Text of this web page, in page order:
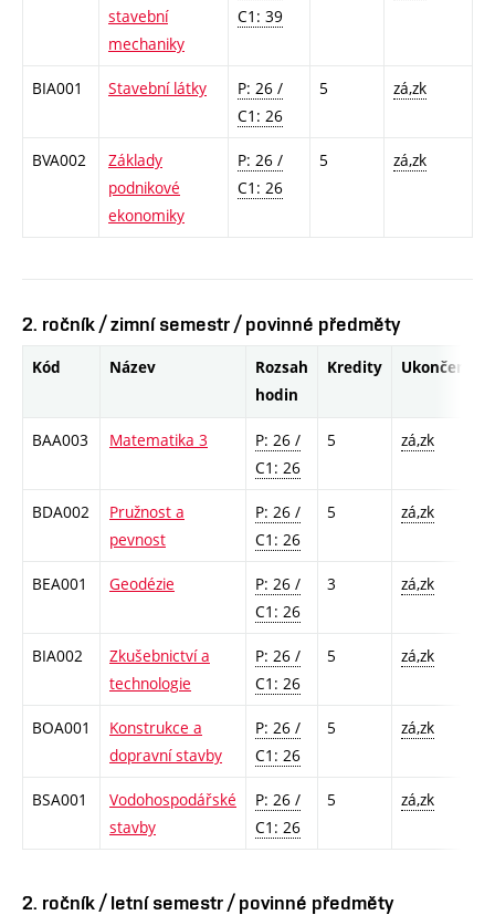
stavební
mechaniky
C1: 39
BIA001 Stavební látky
P: 26 /
C1: 26
5 zá,zk
BVA002
Základy
podnikové
ekonomiky
P: 26 /
C1: 26
5 zá,zk
2. ročník / zimní semestr / povinné předměty
Kód Název
Rozsah
hodin
Kredity Ukončení
BAA003 Matematika 3
P: 26 /
C1: 26
5 zá,zk
BDA002
Pružnost a
pevnost
P: 26 /
C1: 26
5 zá,zk
BEA001 Geodézie
P: 26 /
C1: 26
3 zá,zk
BIA002
Zkušebnictví a
technologie
P: 26 /
C1: 26
5 zá,zk
BOA001
Konstrukce a
dopravní stavby
P: 26 /
C1: 26
5 zá,zk
BSA001
Vodohospodářské
stavby
P: 26 /
C1: 26
5 zá,zk
2. ročník / letní semestr / povinné předměty